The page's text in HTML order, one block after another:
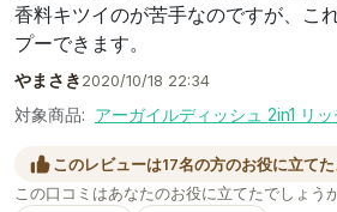
香料キツイのが苦手なのですが、こ
プーできます。
やまさき 2020/10/18 22:34
対象商品: アーガイルディッシュ 2in1 リ
このレビューは17名の方のお役に立て
この口コミはあなたのお役に立てたでしょう